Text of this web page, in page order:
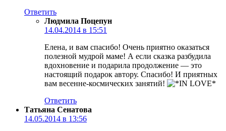
Ответить
Людмила Поцепун
14.04.2014 в 15:51
Елена, и вам спасибо! Очень приятно оказаться
полезной мудрой маме! А если сказка разбудила
вдохновение и подарила продолжение — это
настоящий подарок автору. Спасибо! И приятных
вам весенне-космических занятий!
Ответить
Татьяна Сенатова
14.05.2014 в 13:56